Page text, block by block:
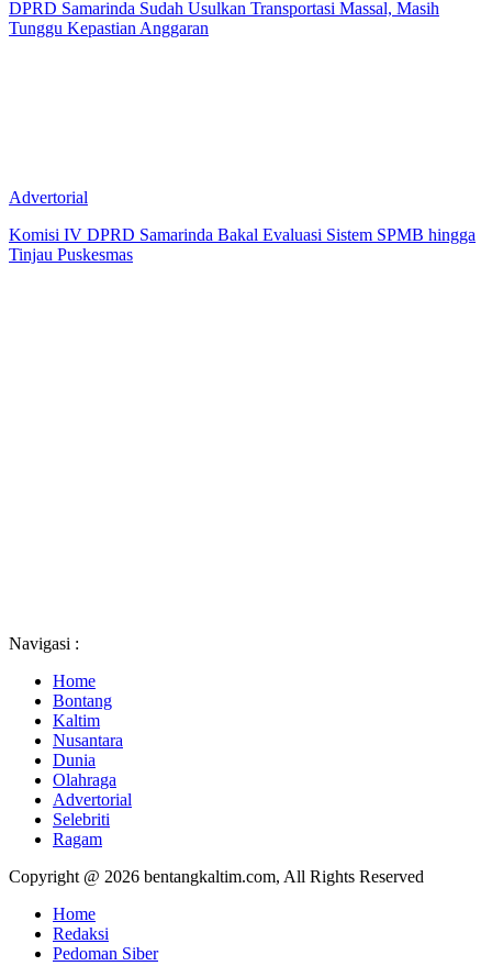
DPRD Samarinda Sudah Usulkan Transportasi Massal, Masih
Tunggu Kepastian Anggaran
Advertorial
Komisi IV DPRD Samarinda Bakal Evaluasi Sistem SPMB hingga
Tinjau Puskesmas
Navigasi :
Home
Bontang
Kaltim
Nusantara
Dunia
Olahraga
Advertorial
Selebriti
Ragam
Copyright @ 2026 bentangkaltim.com, All Rights Reserved
Home
Redaksi
Pedoman Siber